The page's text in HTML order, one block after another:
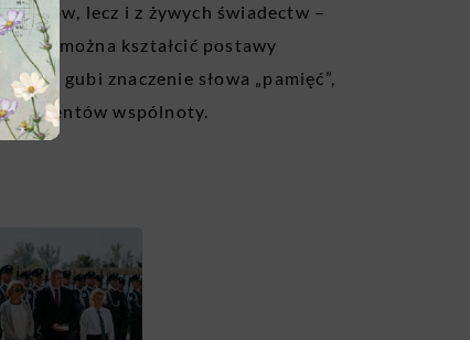
lecz i z żywych świadectw –
jak można kształcić postawy
gubi znaczenie słowa „pamięć”,
wspólnoty.